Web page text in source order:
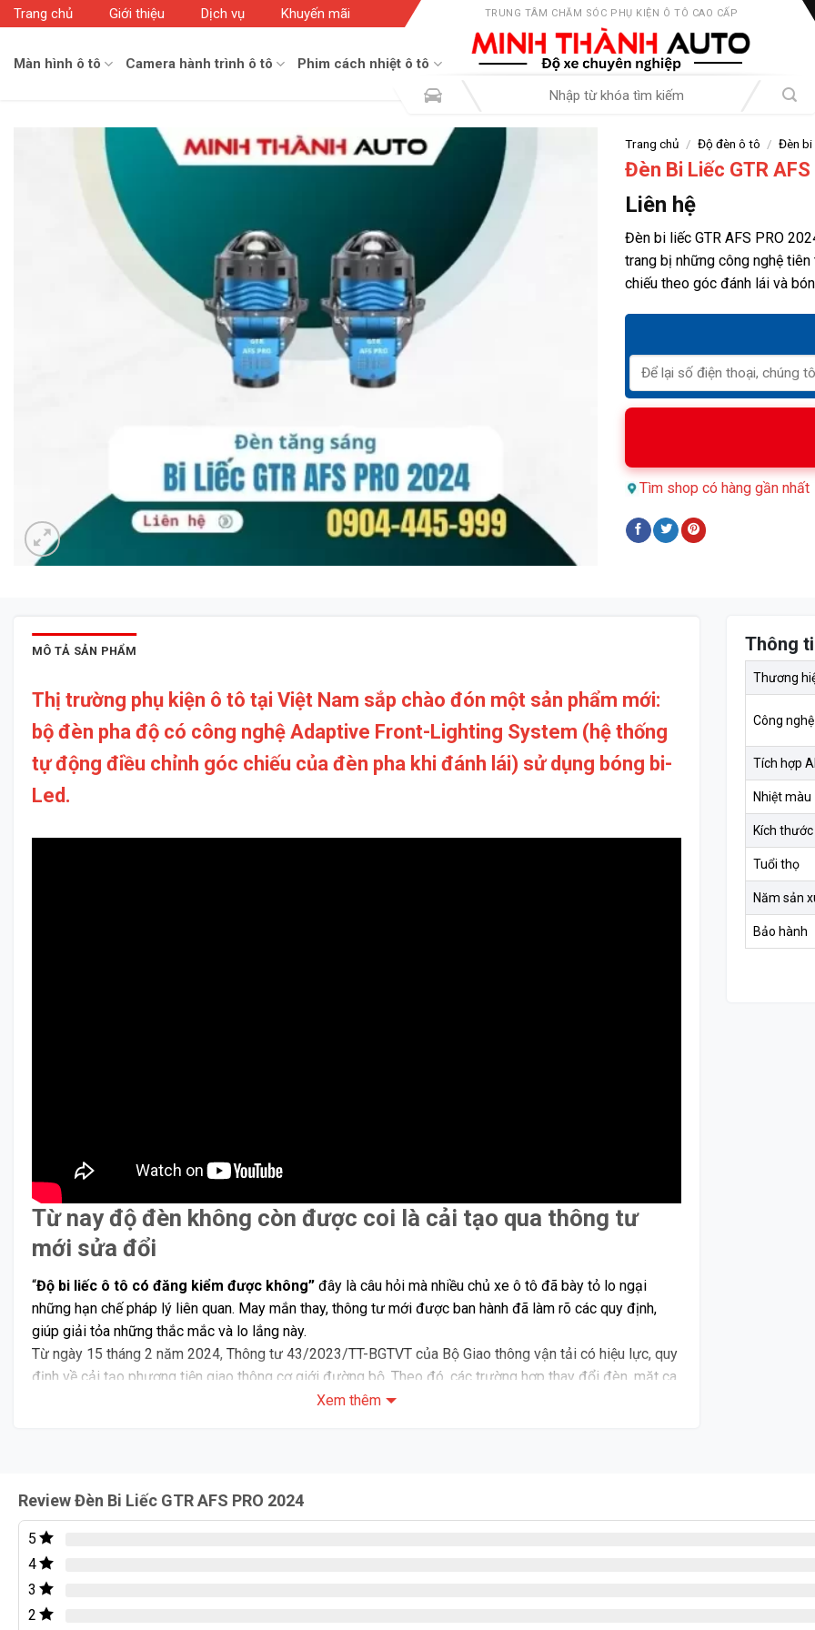
Skip
to
content
Trang chủ Giới thiệu Dịch vụ Khuyến mãi TRUNG TÂM CHĂM SÓC PHỤ KIỆN Ô TÔ CAO CẤP
Màn hình ô tô Camera hành trình ô tô Phim cách nhiệt ô tô
Trang chủ / Độ đèn ô tô / Đèn
Đèn Bi Liếc GTR
Liên hệ
Đèn bi liếc GTR AFS PRO
trang bị những công nghệ
chiếu theo góc đánh lái và
Tìm shop có hàng gần nhất
MÔ TẢ SẢN PHẨM
Thị trường phụ kiện ô tô tại Việt Nam sắp chào đón một sản phẩm mới:
bộ đèn pha độ có công nghệ Adaptive Front-Lighting System (hệ thống
tự động điều chỉnh góc chiếu của đèn pha khi đánh lái) sử dụng bóng bi-
Led.
Từ nay độ đèn không còn được coi là cải tạo qua thông tư
mới sửa đổi
“Độ bi liếc ô tô có đăng kiểm được không” đây là câu hỏi mà nhiều chủ xe ô tô đã bày tỏ lo ngại
những hạn chế pháp lý liên quan. May mắn thay, thông tư mới được ban hành đã làm rõ các quy định,
giúp giải tỏa những thắc mắc và lo lắng này.
Từ ngày 15 tháng 2 năm 2024, Thông tư 43/2023/TT-BGTVT của Bộ Giao thông vận tải có hiệu lực, quy
định về cải tạo phương tiện giao thông cơ giới đường bộ. Theo đó, các trường hợp thay đổi đèn, mặt ca
lăng của xe ô tô không được coi là cải tạo, vẫn được đăng kiểm bình thường.
Giới thiệu
Xem thêm
Thông
Thương
Công nghệ
Tích hợp
Nhiệt màu
Kích thước
Tuổi thọ
Năm sản
Bảo hành
Review Đèn Bi Liếc GTR AFS PRO 2024
5
4
3
2